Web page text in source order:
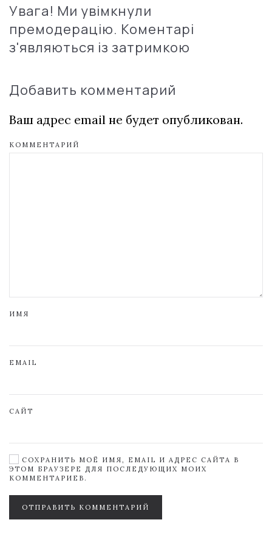
Увага! Ми увімкнули
премодерацію. Коментарі
з'являються із затримкою
Добавить комментарий
Ваш адрес email не будет опубликован.
КОММЕНТАРИЙ
ИМЯ
EMAIL
САЙТ
СОХРАНИТЬ МОЁ ИМЯ, EMAIL И АДРЕС САЙТА В
ЭТОМ БРАУЗЕРЕ ДЛЯ ПОСЛЕДУЮЩИХ МОИХ
КОММЕНТАРИЕВ.
ОТПРАВИТЬ КОММЕНТАРИЙ